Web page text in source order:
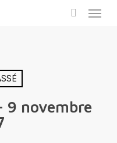
Menu
9 novembre